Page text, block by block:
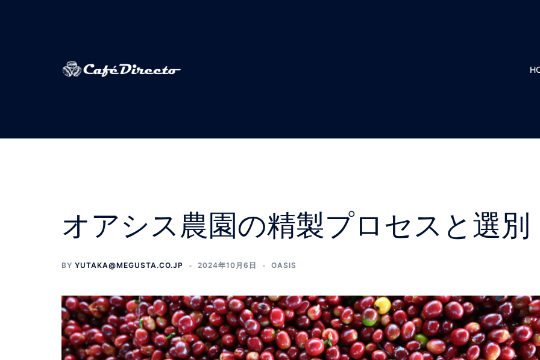
オアシス農園の精製プロセスと選別
BY YUTAKA@MEGUSTA.CO.JP 2024年10月6日 OASIS